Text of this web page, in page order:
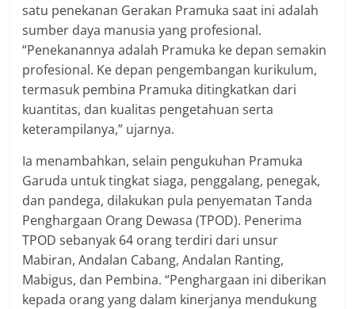
satu penekanan Gerakan Pramuka saat ini adalah
sumber daya manusia yang profesional.
“Penekanannya adalah Pramuka ke depan semakin
profesional. Ke depan pengembangan kurikulum,
termasuk pembina Pramuka ditingkatkan dari
kuantitas, dan kualitas pengetahuan serta
keterampilanya,” ujarnya.
Ia menambahkan, selain pengukuhan Pramuka
Garuda untuk tingkat siaga, penggalang, penegak,
dan pandega, dilakukan pula penyematan Tanda
Penghargaan Orang Dewasa (TPOD). Penerima
TPOD sebanyak 64 orang terdiri dari unsur
Mabiran, Andalan Cabang, Andalan Ranting,
Mabigus, dan Pembina. “Penghargaan ini diberikan
kepada orang yang dalam kinerjanya mendukung